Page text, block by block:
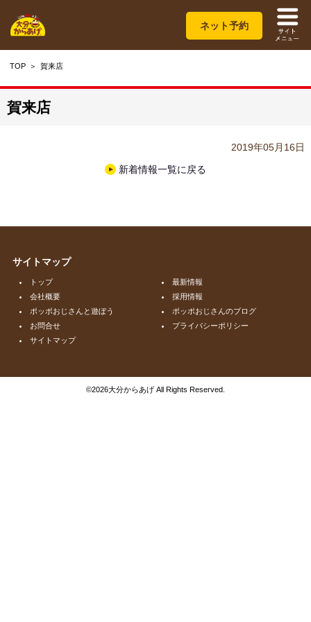
ネット予約
TOP 賀来店
賀来店
2019年05月16日
新着情報一覧に戻る
サイトマップ
トップ
最新情報
会社概要
採用情報
ポッポおじさんと遊ぼう
ポッポおじさんのブログ
お問合せ
プライバシーポリシー
サイトマップ
©2026大分からあげ All Rights Reserved.